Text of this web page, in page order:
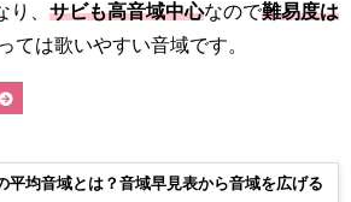
り、 サビも高音域中心なので難易度は
ては歌いやすい音域です。
平均音域とは？音域早見表から音域を広げる